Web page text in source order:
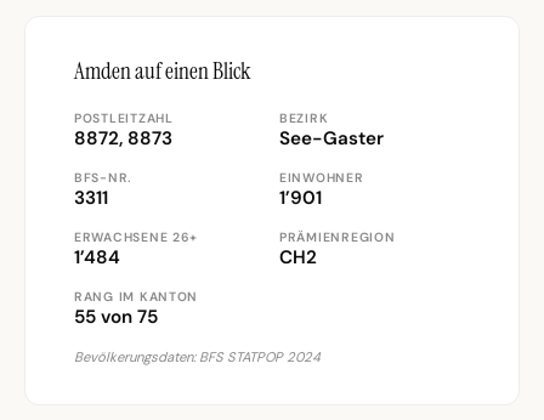
Amden auf einen Blick
POSTLEITZAHL
8872, 8873
BEZIRK
See-Gaster
BFS-NR.
3311
EINWOHNER
1’901
ERWACHSENE 26+
1’484
PRÄMIENREGION
CH2
RANG IM KANTON
55 von 75
Bevölkerungsdaten: BFS STATPOP 2024